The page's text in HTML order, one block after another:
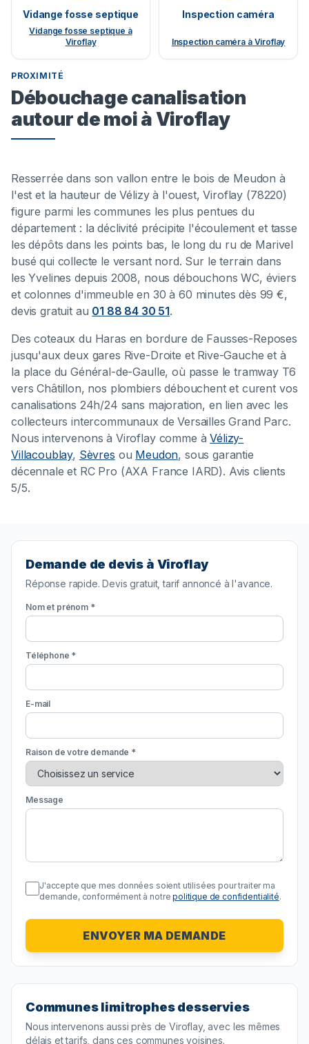
Vidange fosse septique
Vidange fosse septique à
Viroflay
Inspection caméra
Inspection caméra à Viroflay
PROXIMITÉ
Débouchage canalisation
autour de moi à Viroflay
Resserrée dans son vallon entre le bois de Meudon à
l'est et la hauteur de Vélizy à l'ouest, Viroflay (78220)
figure parmi les communes les plus pentues du
département : la déclivité précipite l'écoulement et tasse
les dépôts dans les points bas, le long du ru de Marivel
busé qui collecte le versant nord. Sur le terrain dans
les Yvelines depuis 2008, nous débouchons WC, éviers
et colonnes d'immeuble en 30 à 60 minutes dès 99 €,
devis gratuit au 01 88 84 30 51.
Des coteaux du Haras en bordure de Fausses-Reposes
jusqu'aux deux gares Rive-Droite et Rive-Gauche et à
la place du Général-de-Gaulle, où passe le tramway T6
vers Châtillon, nos plombiers débouchent et curent vos
canalisations 24h/24 sans majoration, en lien avec les
collecteurs intercommunaux de Versailles Grand Parc.
Nous intervenons à Viroflay comme àVélizy-
Villacoublay, Sèvres ou Meudon, sous garantie
décennale et RC Pro (AXA France IARD). Avis clients
5/5.
Demande de devis à Viroflay
Réponse rapide. Devis gratuit, tarif annoncé à l'avance.
Nom et prénom *
Téléphone *
E-mail
Raison de votre demande *
Message
J'accepte que mes données soient utilisées pour traiter ma
demande, conformément à notre politique de confidentialité.
ENVOYER MA DEMANDE
Communes limitrophes desservies
Nous intervenons aussi près deViroflay, avec les mêmes
délais et tarifs, dans ces communes voisines.